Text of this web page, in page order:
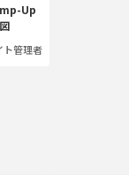
Up
ト管理者